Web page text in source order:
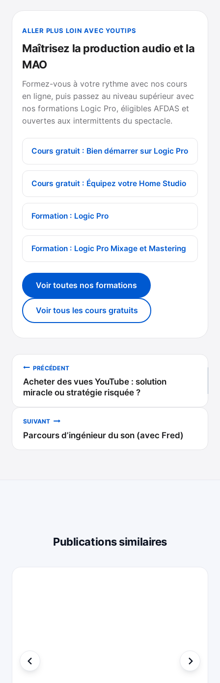
ALLER PLUS LOIN AVEC YOUTIPS
Maîtrisez la production audio et la
MAO
Formez-vous à votre rythme avec nos cours
en ligne, puis passez au niveau supérieur avec
nos formations Logic Pro, éligibles AFDAS et
ouvertes aux intermittents du spectacle.
Cours gratuit : Bien démarrer sur Logic Pro
Cours gratuit : Équipez votre Home Studio
Formation : Logic Pro
Formation : Logic Pro Mixage et Mastering
Voir toutes nos formations
Voir tous les cours gratuits
Navigation
de
l’article
PRÉCÉDENT
Acheter des vues YouTube : solution
miracle ou stratégie risquée ?
SUIVANT
Parcours d’ingénieur du son (avec Fred)
Publications similaires